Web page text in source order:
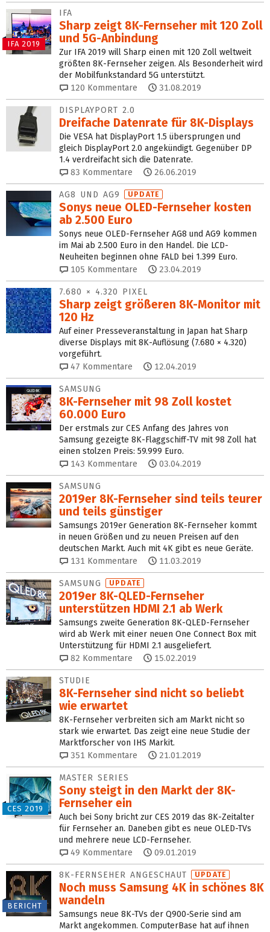
IFA 2019
IFA
Sharp zeigt 8K-Fernseher mit 120 Zoll
und 5G-Anbindung
Zur IFA 2019 will Sharp einen mit 120 Zoll weltweit
größten 8K-Fernseher zeigen. Als Besonderheit wird
der Mobilfunkstandard 5G unterstützt.
120 Kommentare 31.08.2019
DISPLAYPORT 2.0
Dreifache Datenrate für 8K-Displays
Die VESA hat DisplayPort 1.5 übersprungen und
gleich DisplayPort 2.0 angekündigt. Gegenüber DP
1.4 verdreifacht sich die Datenrate.
83 Kommentare 26.06.2019
AG8 UND AG9 UPDATE
Sonys neue OLED-Fernseher kosten
ab 2.500 Euro
Sonys neue OLED-Fernseher AG8 und AG9 kommen
im Mai ab 2.500 Euro in den Handel. Die LCD-
Neuheiten beginnen ohne FALD bei 1.399 Euro.
105 Kommentare 23.04.2019
7.680 × 4.320 PIXEL
Sharp zeigt größeren 8K‑Monitor mit
120 Hz
Auf einer Presseveranstaltung in Japan hat Sharp
diverse Displays mit 8K-Auflösung (7.680 × 4.320)
vorgeführt.
47 Kommentare 12.04.2019
SAMSUNG
8K-Fernseher mit 98 Zoll kostet
60.000 Euro
Der erstmals zur CES Anfang des Jahres von
Samsung gezeigte 8K-Flaggschiff-TV mit 98 Zoll hat
einen stolzen Preis: 59.999 Euro.
143 Kommentare 03.04.2019
SAMSUNG
2019er 8K-Fernseher sind teils teurer
und teils günstiger
Samsungs 2019er Generation 8K-Fernseher kommt
in neuen Größen und zu neuen Preisen auf den
deutschen Markt. Auch mit 4K gibt es neue Geräte.
131 Kommentare 11.03.2019
SAMSUNG UPDATE
2019er 8K-QLED-Fernseher
unterstützen HDMI 2.1 ab Werk
Samsungs zweite Generation 8K-QLED-Fernseher
wird ab Werk mit einer neuen One Connect Box mit
Unterstützung für HDMI 2.1 ausgeliefert.
82 Kommentare 15.02.2019
STUDIE
8K-Fernseher sind nicht so beliebt
wie erwartet
8K-Fernseher verbreiten sich am Markt nicht so
stark wie erwartet. Das zeigt eine neue Studie der
Marktforscher von IHS Markit.
351 Kommentare 21.01.2019
CES 2019
MASTER SERIES
Sony steigt in den Markt der 8K-
Fernseher ein
Auch bei Sony bricht zur CES 2019 das 8K-Zeitalter
für Fernseher an. Daneben gibt es neue OLED-TVs
und mehrere neue LCD-Fernseher.
49 Kommentare 09.01.2019
BERICHT
8K-FERNSEHER ANGESCHAUT UPDATE
Noch muss Samsung 4K in schönes 8K
wandeln
Samsungs neue 8K-TVs der Q900-Serie sind am
Markt angekommen. ComputerBase hat auf ihnen